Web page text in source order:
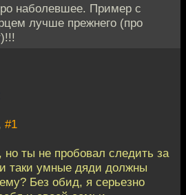
наболевшее. Пример с
лучше прежнего (про
#1
ты не пробовал следить за
таки умные дяди должны
Без обид, я серьезно